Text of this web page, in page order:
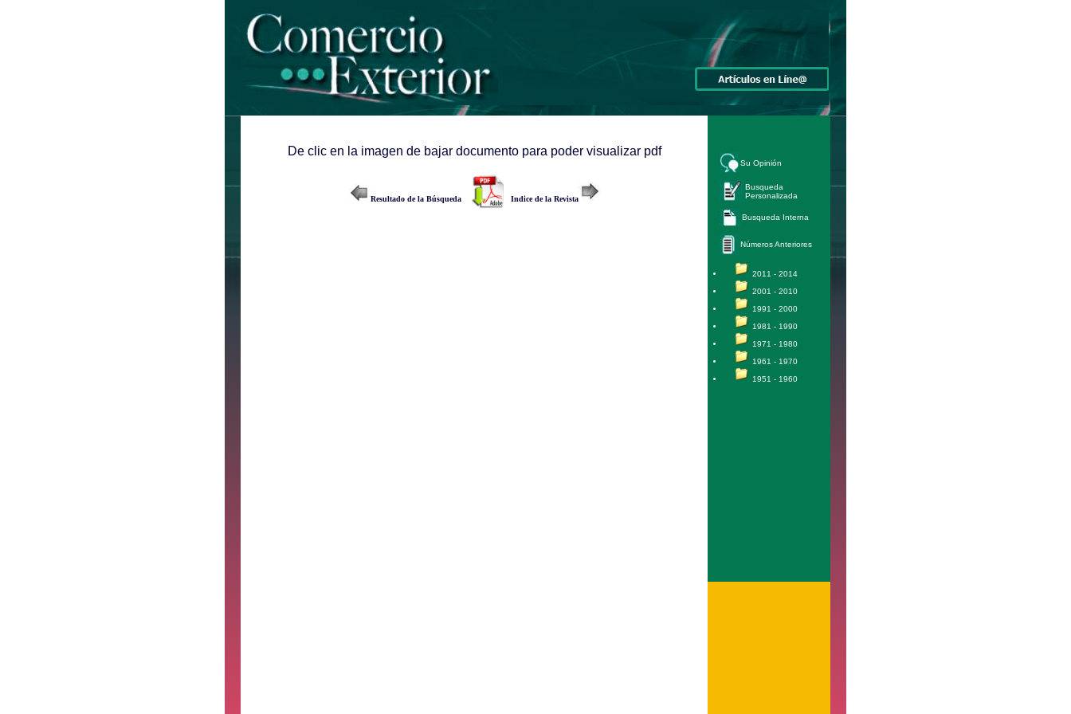
De clic en la imagen de bajar documento para poder visualizar pdf
Resultado de la Búsqueda Indice de la Revista
Su Opinión
Busqueda
Personalizada
Busqueda Interna
Números Anteriores
2011 - 2014
2001 - 2010
1991 - 2000
1981 - 1990
1971 - 1980
1961 - 1970
1951 - 1960